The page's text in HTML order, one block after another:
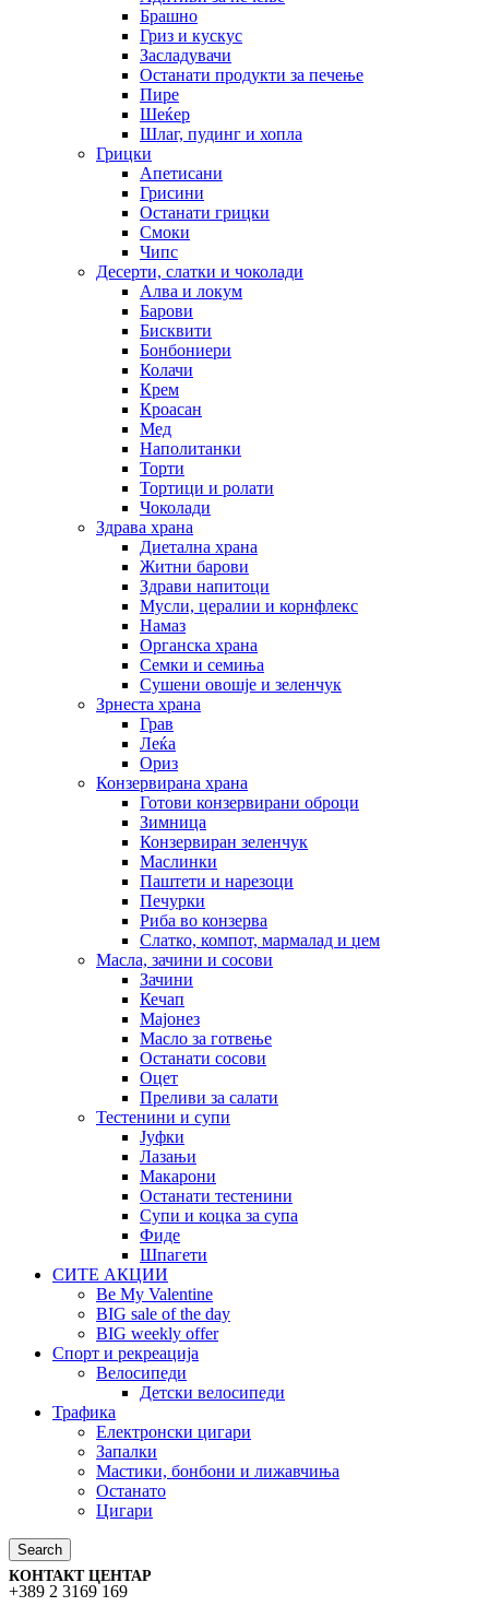
Брашно
Гриз и кускус
Засладувачи
Останати продукти за печење
Пире
Шеќер
Шлаг, пудинг и хопла
Грицки
Апетисани
Грисини
Останати грицки
Смоки
Чипс
Десерти, слатки и чоколади
Алва и локум
Барови
Бисквити
Бонбониери
Колачи
Крем
Кроасан
Мед
Наполитанки
Торти
Тортици и ролати
Чоколади
Здрава храна
Диетална храна
Житни барови
Здрави напитоци
Мусли, цералии и корнфлекс
Намаз
Органска храна
Семки и семиња
Сушени овошје и зеленчук
Зрнеста храна
Грав
Леќа
Ориз
Конзервирана храна
Готови конзервирани оброци
Зимница
Конзервиран зеленчук
Маслинки
Паштети и нарезоци
Печурки
Риба во конзерва
Слатко, компот, мармалад и џем
Масла, зачини и сосови
Зачини
Кечап
Мајонез
Масло за готвење
Останати сосови
Оцет
Преливи за салати
Тестенини и супи
Јуфки
Лазањи
Макарони
Останати тестенини
Супи и коцка за супа
Фиде
Шпагети
СИТЕ АКЦИИ
Be My Valentine
BIG sale of the day
BIG weekly offer
Спорт и рекреација
Велосипеди
Детски велосипеди
Трафика
Електронски цигари
Запалки
Мастики, бонбони и лижавчиња
Останато
Цигари
Search
КОНТАКТ ЦЕНТАР
+389 2 3169 169